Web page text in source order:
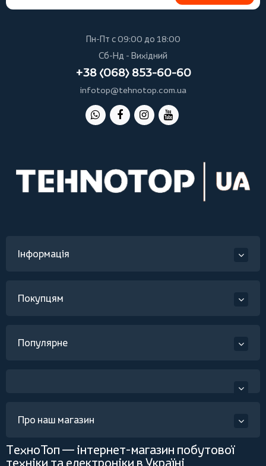
Пн-Пт с 09:00 до 18:00
Сб-Нд - Вихідний
+38 (068) 853-60-60
infotop@tehnotop.com.ua
Інформація
Покупцям
Популярне
Про наш магазин
ТехноТоп — інтернет-магазин побутової
техніки та електроніки в Україні